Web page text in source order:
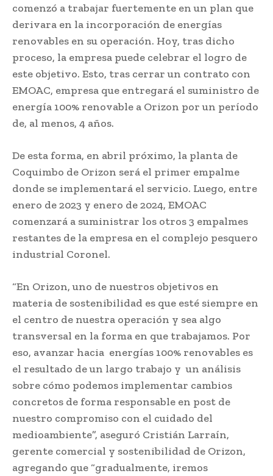
comenzó a trabajar fuertemente en un plan que
derivara en la incorporación de energías
renovables en su operación. Hoy, tras dicho
proceso, la empresa puede celebrar el logro de
este objetivo. Esto, tras cerrar un contrato con
EMOAC, empresa que entregará el suministro de
energía 100% renovable a Orizon por un período
de, al menos, 4 años.
De esta forma, en abril próximo, la planta de
Coquimbo de Orizon será el primer empalme
donde se implementará el servicio. Luego, entre
enero de 2023 y enero de 2024, EMOAC
comenzará a suministrar los otros 3 empalmes
restantes de la empresa en el complejo pesquero
industrial Coronel.
“En Orizon, uno de nuestros objetivos en
materia de sostenibilidad es que esté siempre en
el centro de nuestra operación y sea algo
transversal en la forma en que trabajamos. Por
eso, avanzar hacia energías 100% renovables es
el resultado de un largo trabajo y un análisis
sobre cómo podemos implementar cambios
concretos de forma responsable en post de
nuestro compromiso con el cuidado del
medioambiente”, aseguró Cristián Larraín,
gerente comercial y sostenibilidad de Orizon,
agregando que “gradualmente, iremos